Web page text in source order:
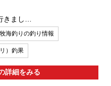
きまし…
海釣りの釣り情報
）釣果
詳細をみる